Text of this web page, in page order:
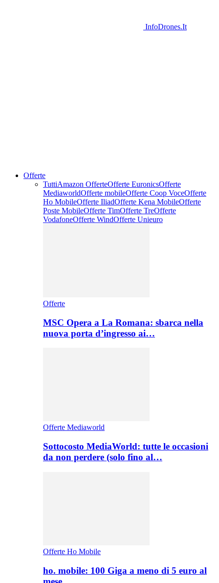
InfoDrones.It
Offerte
TuttiAmazon OfferteOfferte EuronicsOfferte
MediaworldOfferte mobileOfferte Coop VoceOfferte
Ho MobileOfferte IliadOfferte Kena MobileOfferte
Poste MobileOfferte TimOfferte TreOfferte
VodafoneOfferte WindOfferte Unieuro
Offerte
MSC Opera a La Romana: sbarca nella
nuova porta d’ingresso ai…
Offerte Mediaworld
Sottocosto MediaWorld: tutte le occasioni
da non perdere (solo fino al…
Offerte Ho Mobile
ho. mobile: 100 Giga a meno di 5 euro al